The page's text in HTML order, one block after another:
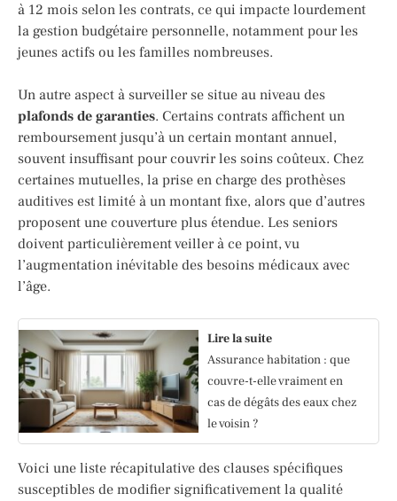
à 12 mois selon les contrats, ce qui impacte lourdement
la gestion budgétaire personnelle, notamment pour les
jeunes actifs ou les familles nombreuses.
Un autre aspect à surveiller se situe au niveau des
plafonds de garanties. Certains contrats affichent un
remboursement jusqu’à un certain montant annuel,
souvent insuffisant pour couvrir les soins coûteux. Chez
certaines mutuelles, la prise en charge des prothèses
auditives est limité à un montant fixe, alors que d’autres
proposent une couverture plus étendue. Les seniors
doivent particulièrement veiller à ce point, vu
l’augmentation inévitable des besoins médicaux avec
l’âge.
Lire la suite
Assurance habitation : que
couvre-t-elle vraiment en
cas de dégâts des eaux chez
le voisin ?
Voici une liste récapitulative des clauses spécifiques
susceptibles de modifier significativement la qualité